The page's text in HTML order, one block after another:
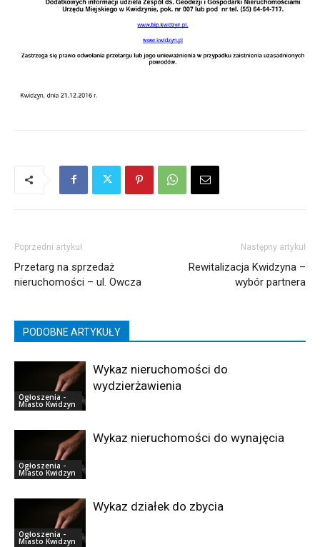
Poprzedni artykuł
Przetarg na sprzedaż
nieruchomości – ul. Owcza
Następny artykuł
Rewitalizacja Kwidzyna –
wybór partnera
PODOBNE ARTYKUŁY
Ogłoszenia -
Miasto Kwidzyn
Wykaz nieruchomości do
wydzierżawienia
Ogłoszenia -
Miasto Kwidzyn
Wykaz nieruchomości do wynajęcia
Ogłoszenia -
Miasto Kwidzyn
Wykaz działek do zbycia